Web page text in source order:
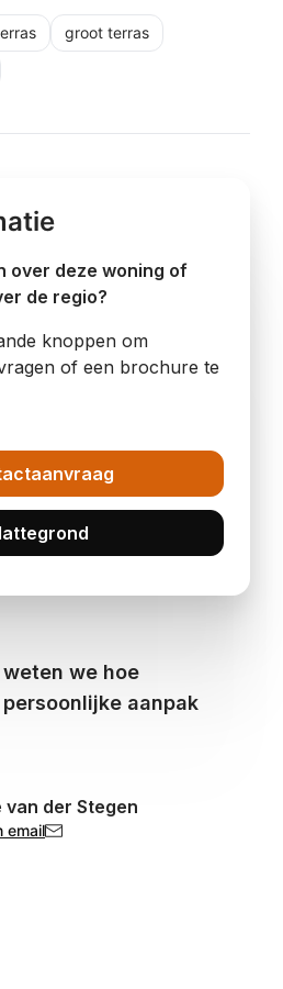
groot terras
over deze woning of
de regio?
knoppen om
of een brochure te
we hoe
aanpak
van der Stegen
email